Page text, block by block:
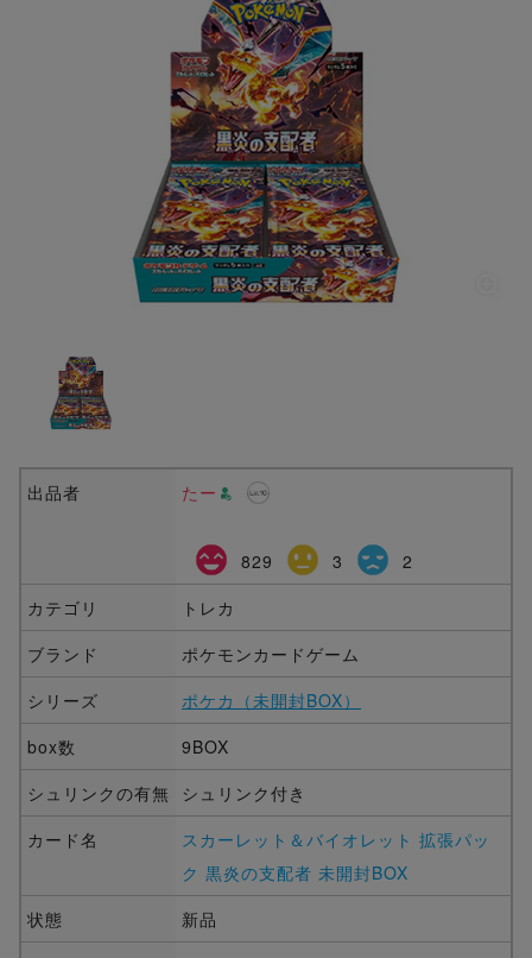
出品者 たー
829 3
2
カテゴリ
トレカ
ブランド
ポケモンカードゲーム
シリーズ
ポケカ（未開封BOX）
box数
9BOX
シュリンクの有無
シュリンク付き
カード名
スカーレット＆バイオレット 拡張パッ
ク 黒炎の支配者 未開封BOX
状態
新品